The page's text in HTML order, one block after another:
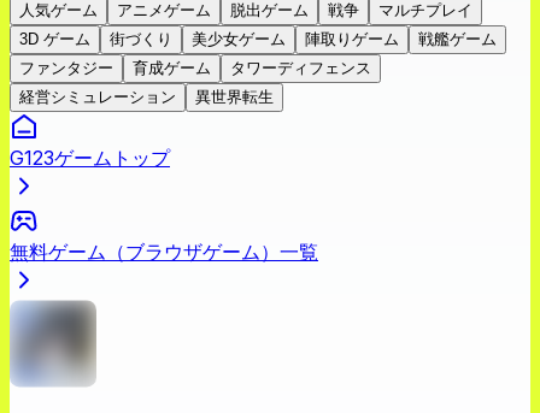
人気ゲーム
アニメゲーム 脱出ゲーム 戦争
マルチプレイ
3D ゲーム
街づくり 美少女ゲーム 陣取りゲーム
戦艦ゲーム
ファンタジー
育成ゲーム
タワーディフェンス
経営シミュレーション
異世界転生
G123ゲームトップ
無料ゲーム（ブラウザゲーム）一覧